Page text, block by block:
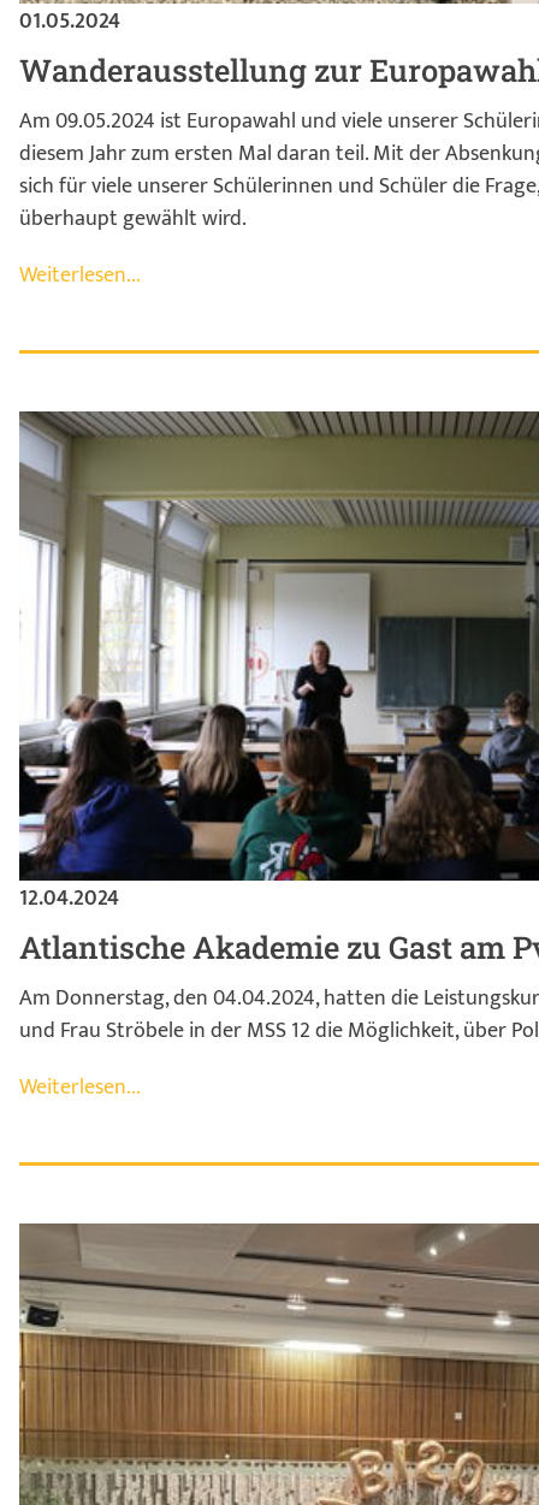
01.05.2024
Wanderausstellung zur
Am 09.05.2024 ist Europawahl und viele unserer
diesem Jahr zum ersten Mal daran teil. Mit der
sich für viele unserer Schülerinnen und Schüler die
überhaupt gewählt wird.
Weiterlesen...
12.04.2024
Atlantische Akademie zu Gast am
Am Donnerstag, den 04.04.2024, hatten die
und Frau Ströbele in der MSS 12 die Möglichkeit, über
Weiterlesen...